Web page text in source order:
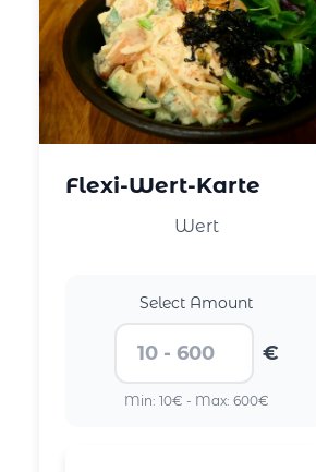
Flexi-Wert-Karte
Wert
Select Amount
€
Min: 10€ - Max: 600€